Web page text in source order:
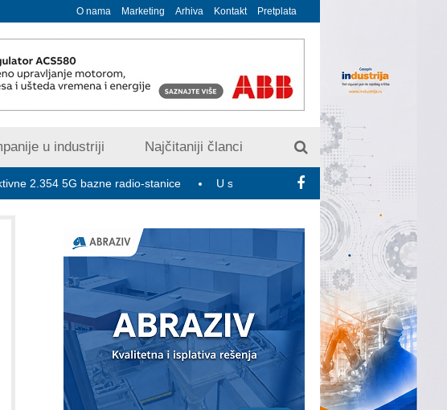
O nama Marketing Arhiva Kontakt Pretplata
u industriji Najčitaniji članci
5G bazne radio-stanice U susret 15. Savetovanju o elektrodistributivnim